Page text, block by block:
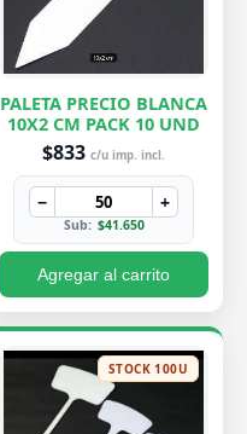
PALETA PRECIO BLANCA
10X2 CM PACK 10 UND
$833 c/u imp. incl.
− +
Sub: $41.650
Agregar al carrito
STOCK 100U